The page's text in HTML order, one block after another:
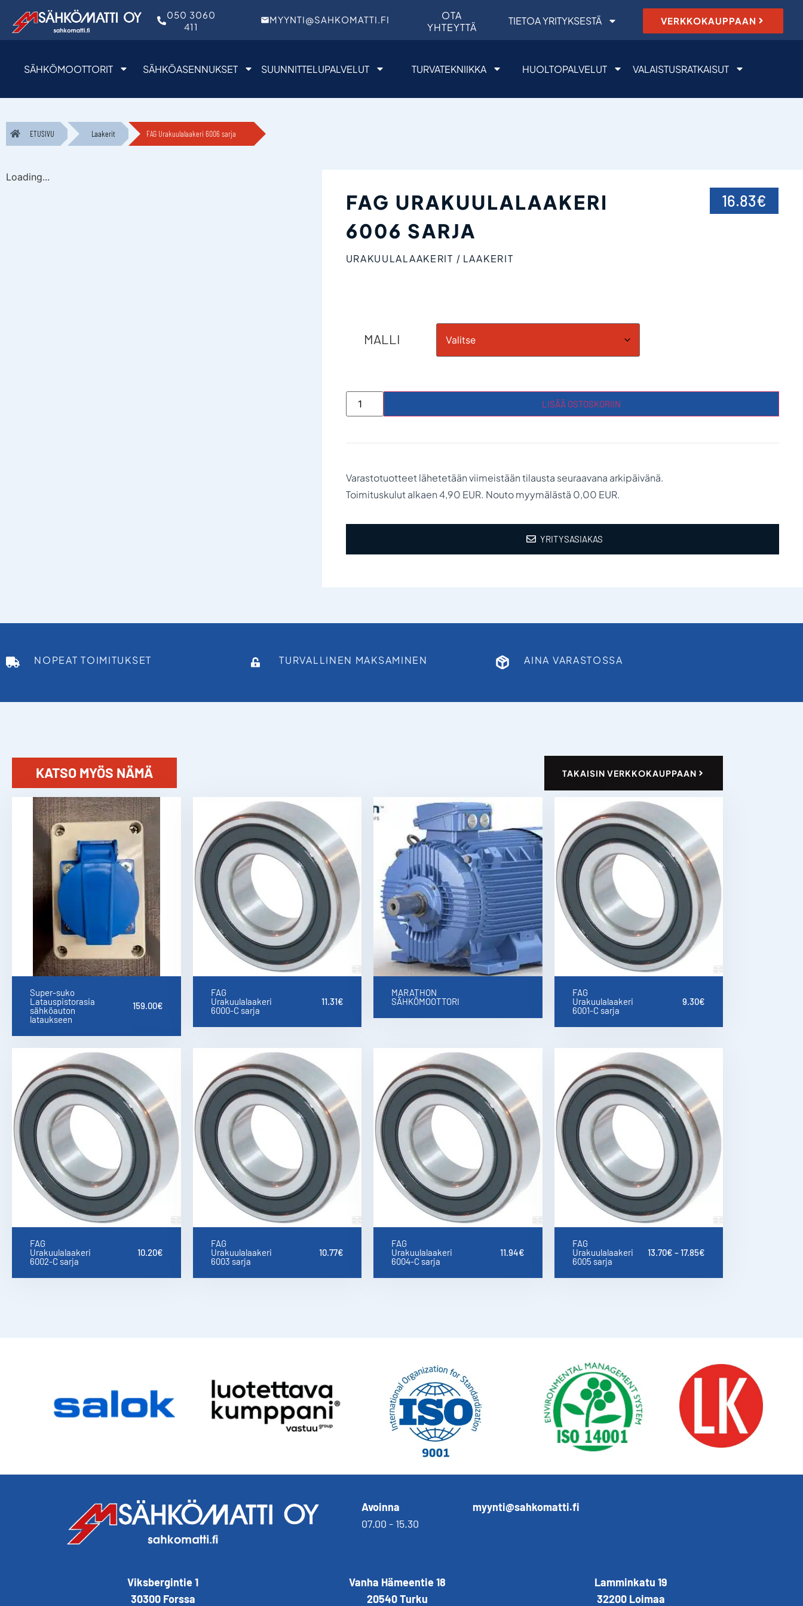
050 3060
411
MYYNTI@SAHKOMATTI.FI
OTA
YHTEYTTÄ
TIETOA YRITYKSESTÄ VERKKOKAUPPAAN
SÄHKÖMOOTTORIT SÄHKÖASENNUKSET SUUNNITTELUPALVELUT TURVATEKNIIKKA HUOLTOPALVELUT VALAISTUSRATKAISUT
ETUSIVU Laakerit FAG Urakuulalaakeri 6006 sarja
Loading...
FAG URAKUULALAAKERI
6006 SARJA
16.83€
LAAKERIT
/
URAKUULALAAKERIT
MALLI
LISÄÄ OSTOSKORIIN
Varastotuotteet lähetetään viimeistään tilausta seuraavana arkipäivänä.
Toimituskulut alkaen 4,90 EUR. Nouto myymälästä 0,00 EUR.
YRITYSASIAKAS
NOPEAT TOIMITUKSET TURVALLINEN MAKSAMINEN AINA VARASTOSSA
KATSO MYÖS NÄMÄ TAKAISIN VERKKOKAUPPAAN
Super-suko
Latauspistorasia
sähköauton
lataukseen
159.00€
FAG
Urakuulalaakeri
6000-C sarja
11.31€
MARATHON
SÄHKÖMOOTTORI
FAG
Urakuulalaakeri
6001-C sarja
9.30€
FAG
Urakuulalaakeri
6002-C sarja
10.20€
FAG
Urakuulalaakeri
6003 sarja
10.77€
FAG
Urakuulalaakeri
6004-C sarja
11.94€
FAG
Urakuulalaakeri
6005 sarja
13.70€ –17.85€
Avoinna
07.00 - 15.30
myynti@sahkomatti.fi
Viksbergintie 1
30300 Forssa
Vanha Hämeentie 18
20540 Turku
Lamminkatu 19
32200 Loimaa